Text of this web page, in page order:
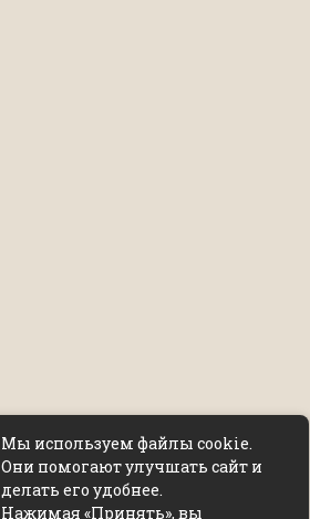
Мы используем файлы cookie.
Они помогают улучшать сайт и
делать его удобнее.
Нажимая «Принять», вы